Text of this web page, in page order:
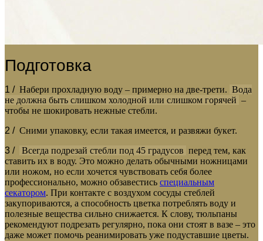
Подготовка
1 / Набери прохладную воду – примерно на две-трети. Вода
не должна быть слишком холодной или слишком горячей –
чтобы не шокировать нежные стебли.
2 /Сними упаковку, если такая имеется, и развяжи букет.
3 /
Всегда подрезай стебли под 45 градусов перед тем, как
ставить их в воду. Это можно делать обычными ножницами
или ножом, но если хочется чувствовать себя более
профессионально, можно обзавестись специальным
секатором. При контакте с воздухом сосуды стеблей
закупориваются, а способность цветка потреблять воду и
полезные вещества сильно снижается. К слову, тюльпаны
рекомендуют подрезать регулярно, пока они стоят в вазе – это
даже может помочь реанимировать уже подуставшие цветы.